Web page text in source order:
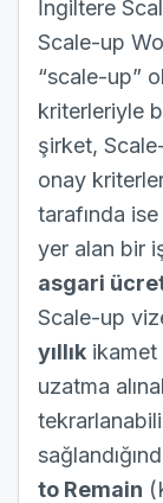
İngiltere
Scale-up
“scale-up”
kriterleriyle
şirket,
onay
tarafında ise
yer alan bir
asgari
Scale-up
yıllık ikamet
uzatma
to Remain